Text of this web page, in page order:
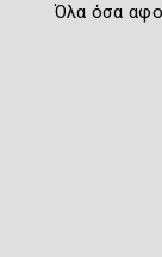
Όλα όσα